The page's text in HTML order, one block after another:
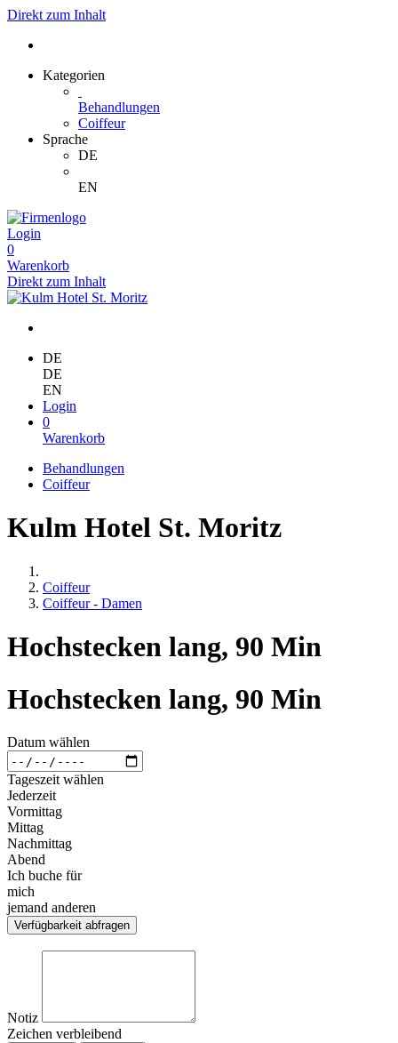
Direkt zum Inhalt
Kategorien
Behandlungen
Coiffeur
Sprache
DE
EN
Login
0
Warenkorb
Direkt zum Inhalt
DE
DE
EN
Login
0
Warenkorb
Behandlungen
Coiffeur
Kulm Hotel St. Moritz
Coiffeur
Coiffeur - Damen
Hochstecken lang, 90 Min
Hochstecken lang, 90 Min
Datum wählen
Tageszeit wählen
Jederzeit
Vormittag
Mittag
Nachmittag
Abend
Ich buche für
mich
jemand anderen
Verfügbarkeit abfragen
Notiz
Zeichen verbleibend